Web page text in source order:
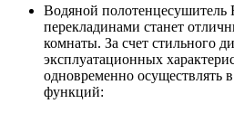
Водяной полотенцесушитель
перекладинами станет
комнаты. За счет стильного
эксплуатационных
одновременно осуществлять
функций: